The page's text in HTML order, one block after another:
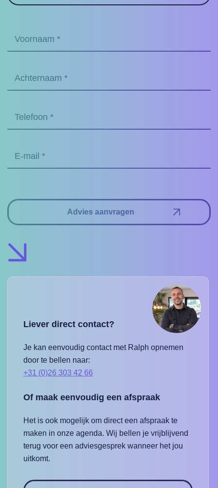
Liever direct contact?
Je kan eenvoudig contact met Ralph opnemen
door te bellen naar:
+31 (0)26 303 42 66
Of maak eenvoudig een afspraak
Het is ook mogelijk om direct een afspraak te
maken in onze agenda. Wij bellen je vrijblijvend
terug voor een adviesgesprek wanneer het jou
uitkomt.